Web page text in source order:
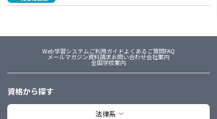
Web学習システムご利用ガイドよくあるご質問FAQ
メールマガジン資料請求お問い合わせ会社案内
全国学校案内
資格から探す
法律系